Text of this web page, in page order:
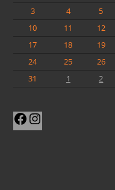
3
4 5
10
11 12
17
18 19
24
25 26
31
1 2
Facebook